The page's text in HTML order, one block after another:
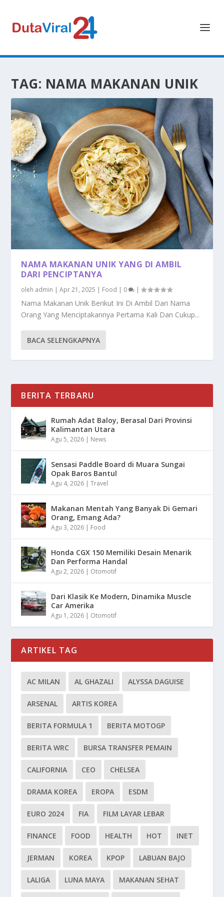
TAG: NAMA MAKANAN UNIK
NAMA MAKANAN UNIK YANG DI AMBIL
DARI PENCIPTANYA
oleh admin |Apr 21, 2025 | Food | 0 |
Nama Makanan Unik Berikut Ini Di Ambil Dari Nama
Orang Yang Menciptakannya Pertama Kali Dan Cukup...
BACA SELENGKAPNYA
BERITA TERBARU
Rumah Adat Baloy, Berasal Dari Provinsi
Kalimantan Utara
Agu 5, 2026 | News
Sensasi Paddle Board di Muara Sungai
Opak Baros Bantul
Agu 4, 2026 |Travel
Makanan Mentah Yang Banyak Di Gemari
Orang, Emang Ada?
Agu 3, 2026 | Food
Honda CGX 150 Memiliki Desain Menarik
Dan Performa Handal
Agu 2, 2026 | Otomotif
Dari Klasik Ke Modern, Dinamika Muscle
Car Amerika
Agu 1, 2026 | Otomotif
ARTIKEL TAG
AC MILAN AL GHAZALI ALYSSA DAGUISE
ARSENAL ARTIS KOREA
BERITA FORMULA 1 BERITA MOTOGP
BERITA WRC BURSA TRANSFER PEMAIN
CALIFORNIA CEO CHELSEA
DRAMA KOREA EROPA ESDM
EURO 2024 FIA FILM LAYAR LEBAR
FINANCE FOOD HEALTH HOT INET
JERMAN KOREA KPOP LABUAN BAJO
LALIGA LUNA MAYA MAKANAN SEHAT